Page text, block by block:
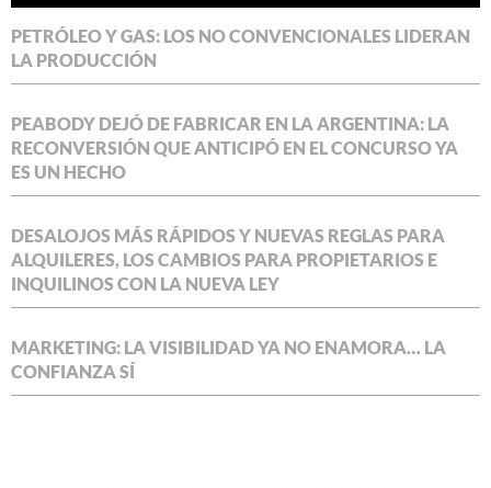
PETRÓLEO Y GAS: LOS NO CONVENCIONALES LIDERAN
LA PRODUCCIÓN
PEABODY DEJÓ DE FABRICAR EN LA ARGENTINA: LA
RECONVERSIÓN QUE ANTICIPÓ EN EL CONCURSO YA
ES UN HECHO
DESALOJOS MÁS RÁPIDOS Y NUEVAS REGLAS PARA
ALQUILERES, LOS CAMBIOS PARA PROPIETARIOS E
INQUILINOS CON LA NUEVA LEY
MARKETING: LA VISIBILIDAD YA NO ENAMORA… LA
CONFIANZA SÍ